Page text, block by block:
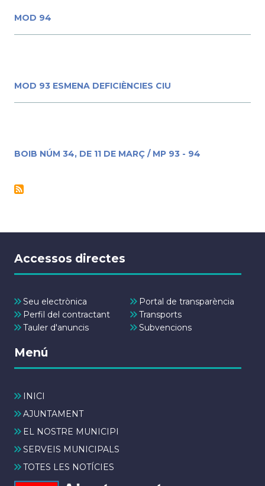
MOD 94
MOD 93 ESMENA DEFICIÈNCIES CIU
BOIB NÚM 34, DE 11 DE MARÇ / MP 93 - 94
Accessos directes
Seu electrònica
Portal de transparència
Perfil del contractant
Transports
Tauler d'anuncis
Subvencions
Menú
INICI
AJUNTAMENT
EL NOSTRE MUNICIPI
SERVEIS MUNICIPALS
TOTES LES NOTÍCIES